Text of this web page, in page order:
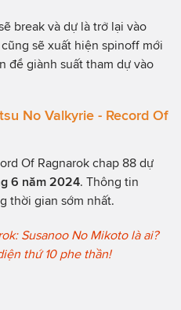
break và dự là trở lại vào
sẽ xuất hiện spinoff mới
để giành suất tham dự vào
No Valkyrie - Record Of
Of Ragnarok chap 88 dự
6 năm 2024. Thông tin
thời gian sớm nhất.
Susanoo No Mikoto là ai?
thứ 10 phe thần!